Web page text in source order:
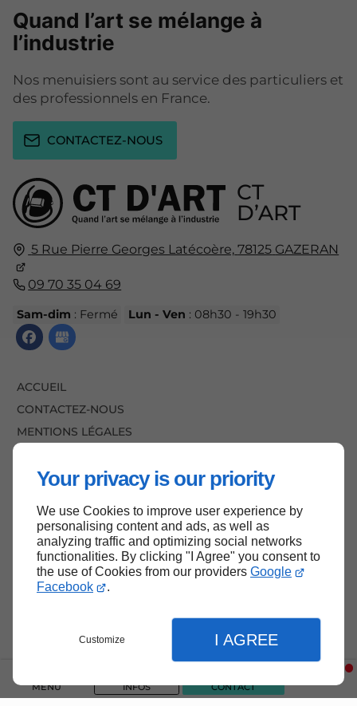
Your privacy is our priority
We use Cookies to improve user experience by
personalising content and ads, as well as
analyzing traffic and optimizing social networks
functionalities. By clicking "I Agree" you consent to
the use of Cookies from our providers Google
Facebook
.
Customize I AGREE
MENU INFOS CONTACT
CT
D’ART
5 Rue Pierre Georges Latécoère, 78125 GAZERAN
09 70 35 04 69
Sam-dim : Fermé Lun - Ven : 08h30 - 19h30
ACCUEIL
CONTACTEZ-NOUS
MENTIONS LÉGALES
Quand l’art se mélange à
l’industrie
Nos menuisiers sont au service des particuliers et
des professionnels en France.
CONTACTEZ-NOUS
HAUT DE PAGE